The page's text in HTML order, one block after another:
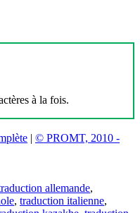
à la fois.
| © PROMT, 2010 -
allemande,
, traduction italienne,